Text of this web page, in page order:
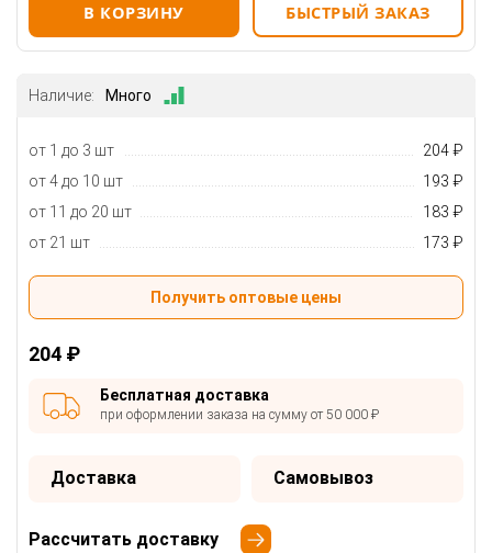
В КОРЗИНУ БЫСТРЫЙ ЗАКАЗ
Наличие: Много
от 1 до 3 шт
204 ₽
от 4 до 10 шт
193 ₽
от 11 до 20 шт
183 ₽
от 21 шт
173 ₽
Получить оптовые цены
204 ₽
Бесплатная доставка
при оформлении заказа на сумму от 50 000 ₽
Доставка Самовывоз
Рассчитать доставку